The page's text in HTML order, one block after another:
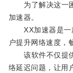
为了解决这一困
加速器。
XX加速器是一
户提升网络速度，
该软件不仅提供
络延迟问题，让用